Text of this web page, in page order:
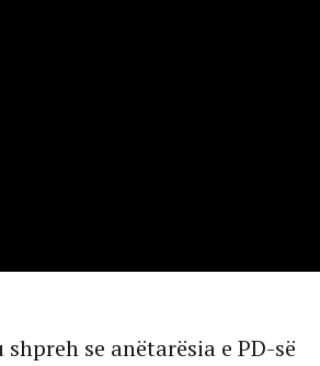
se anëtarësia e PD-së